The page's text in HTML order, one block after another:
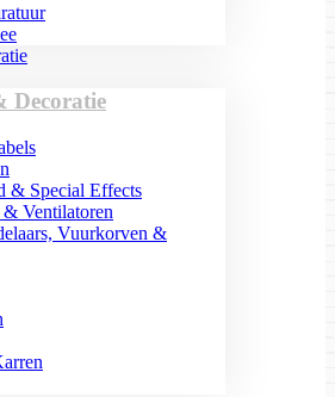
Decoratie
& Special Effects
Ventilatoren
Vuurkorven &